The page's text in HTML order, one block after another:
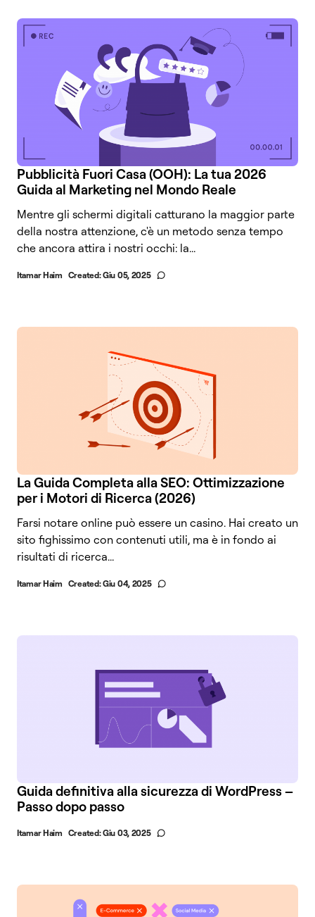
Pubblicità Fuori Casa (OOH): La tua 2026
Guida al Marketing nel Mondo Reale
Mentre gli schermi digitali catturano la maggior parte
della nostra attenzione, c'è un metodo senza tempo
che ancora attira i nostri occhi: la...
Itamar Haim Created:Giu 05, 2025
La Guida Completa alla SEO: Ottimizzazione
per i Motori di Ricerca (2026)
Farsi notare online può essere un casino. Hai creato un
sito fighissimo con contenuti utili, ma è in fondo ai
risultati di ricerca...
Itamar Haim Created:Giu 04, 2025
Guida definitiva alla sicurezza di WordPress –
Passo dopo passo
Itamar Haim Created:Giu 03, 2025